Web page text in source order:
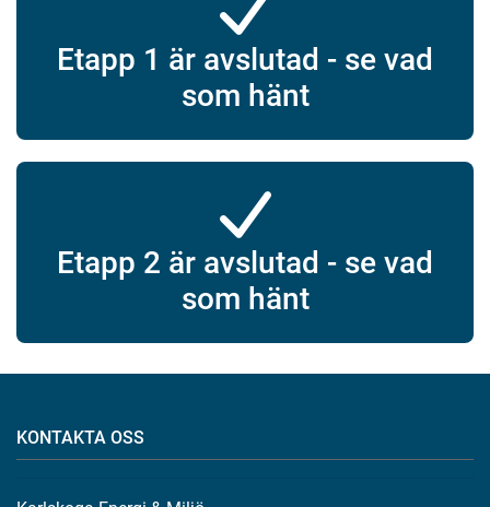
Etapp 1 är avslutad - se vad
som hänt
Etapp 2 är avslutad - se vad
som hänt
KONTAKTA OSS